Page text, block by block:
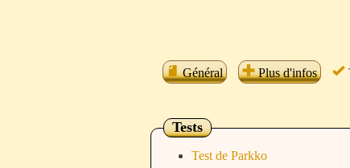
Général Plus d'infos
Tests
Test de Parkko